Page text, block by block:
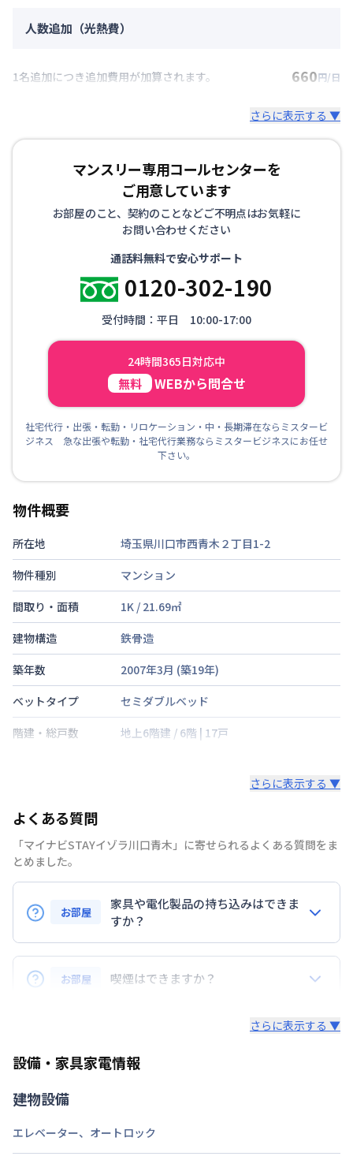
人数追加（光熱費）
1名追加につき追加費用が加算されます。 660円/日
さらに表示する ▼
マンスリー専用コールセンターを
ご用意しています
お部屋のこと、契約のことなどご不明点はお気軽に
お問い合わせください
通話料無料で安心サポート
0120-302-190
受付時間：平日 10:00-17:00
24時間365日対応中
無料 WEBから問合せ
社宅代行・出張・転勤・リロケーション・中・長期滞在ならミスタービ
ジネス 急な出張や転勤・社宅代行業務ならミスタービジネスにお任せ
下さい。
物件概要
所在地
埼玉県川口市西青木２丁目1-2
物件種別
マンション
間取り・面積
1K / 21.69㎡
建物構造
鉄骨造
築年数
2007年3月 (築19年)
ベットタイプ
セミダブルベッド
階建・総戸数
地上6階建 / 6階 | 17戸
禁煙・喫煙
交通
定員
2名
駐車場
次回更新日
さらに表示する ▼
よくある質問
「マイナビSTAYイゾラ川口青木」に寄せられるよくある質問をま
とめました。
お部屋
家具や電化製品の持ち込みはできま
すか？
お持ち込みいただけます。
ただし、標準設備として部屋に備え付けの家具・家電
以外の扱いについては当社では責任を負いかねます。
また、お持ち込みいただいた家具や家電はご退去時に
お部屋 喫煙はできますか？
さらに表示する ▼
設備・家具家電情報
建物設備
エレベーター、 オートロック